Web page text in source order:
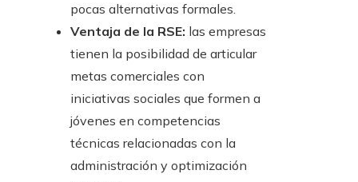
pocas alternativas formales.
Ventaja de la RSE: las empresas
tienen la posibilidad de articular
metas comerciales con
iniciativas sociales que formen a
jóvenes en competencias
técnicas relacionadas con la
administración y optimización